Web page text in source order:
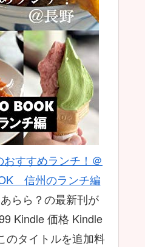
すすめランチ！＠
信州のランチ編
あらら？の最新刊が
Kindle 価格 Kindle
のタイトルを追加料